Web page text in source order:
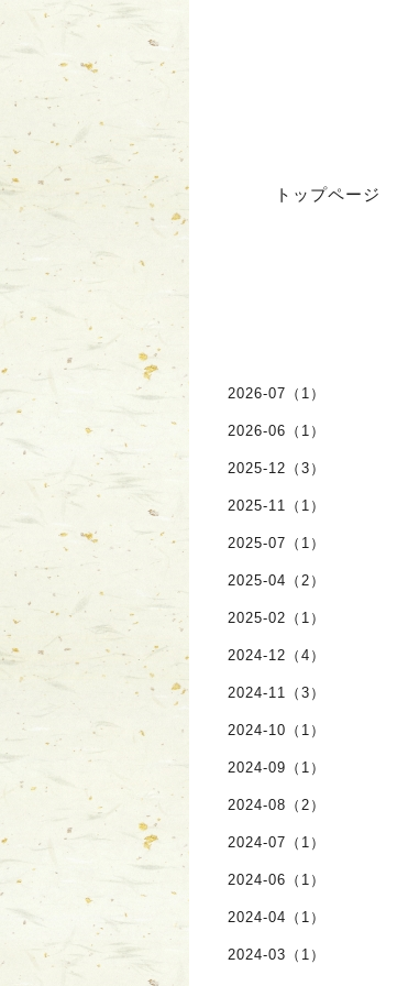
トップページ
2026-07（1）
2026-06（1）
2025-12（3）
2025-11（1）
2025-07（1）
2025-04（2）
2025-02（1）
2024-12（4）
2024-11（3）
2024-10（1）
2024-09（1）
2024-08（2）
2024-07（1）
2024-06（1）
2024-04（1）
2024-03（1）